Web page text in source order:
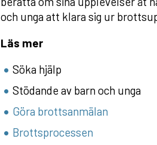
och unga att klara sig ur
Läs mer
Söka hjälp
Stödande av barn och unga
Göra brottsanmälan
Brottsprocessen